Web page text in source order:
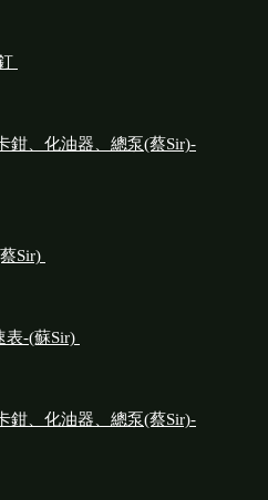
鉗、化油器、總泵(蔡Sir)-
Sir)
表-(蘇Sir)
鉗、化油器、總泵(蔡Sir)-